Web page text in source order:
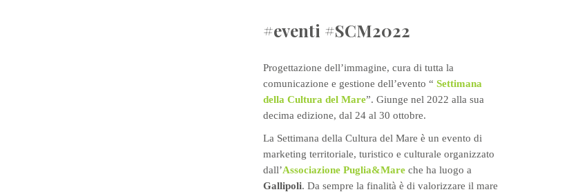
#eventi #SCM2022
Progettazione dell’immagine, cura di tutta la
comunicazione e gestione dell’evento “ Settimana
della Cultura del Mare”. Giunge nel 2022 alla sua
decima edizione, dal 24 al 30 ottobre.
La Settimana della Cultura del Mare è un evento di
marketing territoriale, turistico e culturale organizzato
dall’Associazione Puglia&Mare che ha luogo a
Gallipoli. Da sempre la finalità è di valorizzare il mare